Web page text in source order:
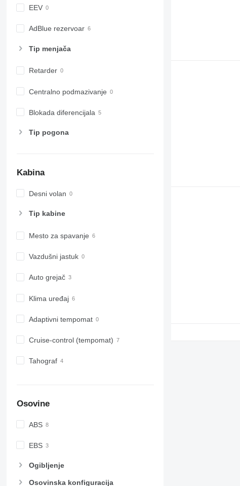
EEV
AdBlue rezervoar
Tip menjača
Retarder
Centralno podmazivanje
Blokada diferencijala
Tip pogona
Kabina
Desni volan
Tip kabine
Mesto za spavanje
Vazdušni jastuk
Auto grejač
Klima uređaj
Adaptivni tempomat
Cruise-control (tempomat)
Tahograf
Osovine
ABS
EBS
Ogibljenje
Osovinska konfiguracija